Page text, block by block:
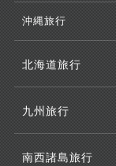
沖縄旅行
北海道旅行
九州旅行
南西諸島旅行